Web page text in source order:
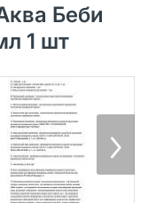
Беби
1 шт